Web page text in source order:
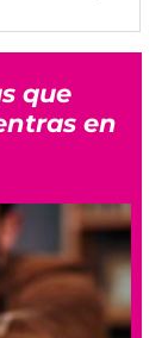
que
en